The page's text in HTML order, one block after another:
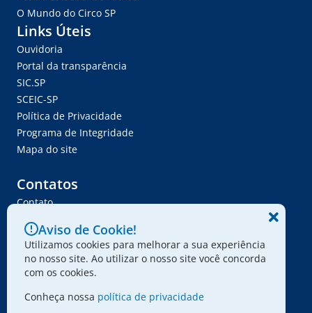
O Mundo do Circo SP
Links Úteis
Ouvidoria
Portal da transparência
SIC.SP
SCEIC-SP
Política de Privacidade
Programa de Integridade
Mapa do site
Contatos
Contato
Ser Fornecedor
Envie seu projeto
Aviso de Cookie!
Utilizamos cookies para melhorar a sua experiência
no nosso site. Ao utilizar o nosso site você concorda
com os cookies.
Conheça nossa política de privacidade